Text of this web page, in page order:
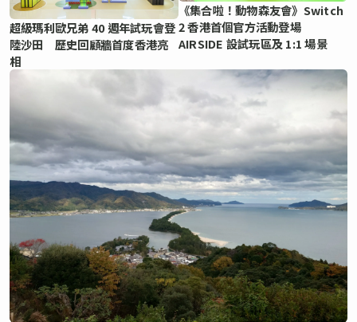
超級瑪利歐兄弟 40 週年試玩會登
陸沙田 歷史回顧牆首度香港亮
相
《集合啦！動物森友會》Switch
2 香港首個官方活動登場
AIRSIDE 設試玩區及 1:1 場景